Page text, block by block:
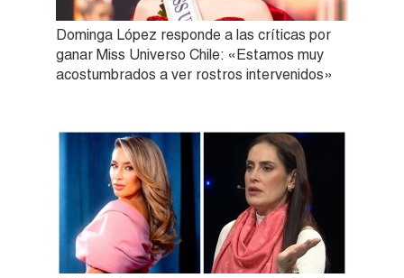
Dominga López responde a las críticas por
ganar Miss Universo Chile: «Estamos muy
acostumbrados a ver rostros intervenidos»